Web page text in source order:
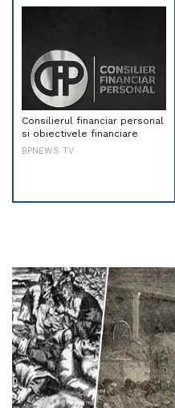
Consilierul financiar personal
si obiectivele financiare
BPNEWS TV